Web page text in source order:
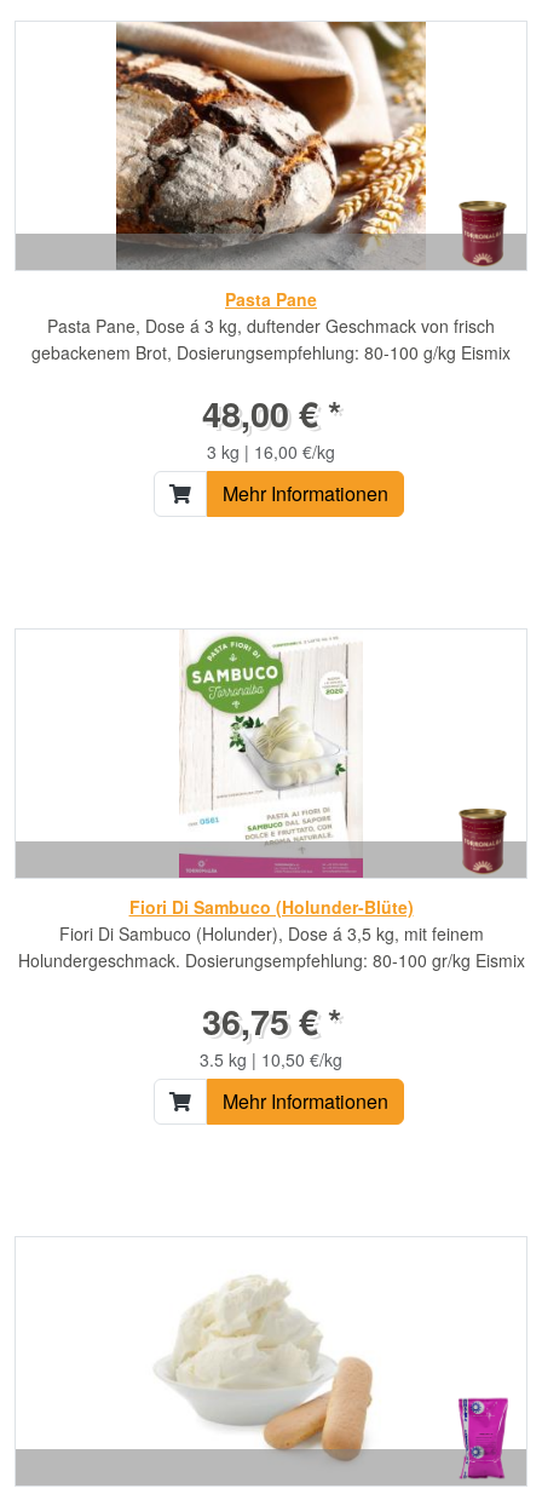
Pasta Pane
Pasta Pane, Dose á 3 kg, duftender Geschmack von frisch
gebackenem Brot, Dosierungsempfehlung: 80-100 g/kg Eismix
48,00 € *
3 kg | 16,00 €/kg
Mehr Informationen
Fiori Di Sambuco (Holunder-Blüte)
Fiori Di Sambuco (Holunder), Dose á 3,5 kg, mit feinem
Holundergeschmack. Dosierungsempfehlung: 80-100 gr/kg Eismix
36,75 € *
3.5 kg | 10,50 €/kg
Mehr Informationen